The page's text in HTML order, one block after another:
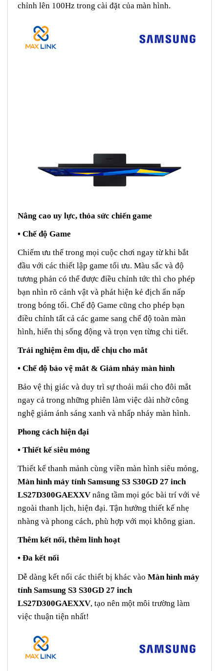
chỉnh lên 100Hz trong cài đặt của màn hình.
Nâng cao uy lực, thỏa sức chiến game
• Chế độ Game
Chiếm ưu thế trong mọi cuộc chơi ngay từ khi bắt
đầu với các thiết lập game tối ưu. Màu sắc và độ
tương phản có thể được điều chỉnh tức thì cho phép
bạn nhìn rõ cảnh vật và phát hiện kẻ địch ẩn nấp
trong bóng tối. Chế độ Game cũng cho phép bạn
điều chỉnh tất cả các game sang chế độ toàn màn
hình, hiển thị sống động và trọn vẹn từng chi tiết.
Trải nghiệm êm dịu, dễ chịu cho mắt
• Chế độ bảo vệ mắt & Giảm nháy màn hình
Bảo vệ thị giác và duy trì sự thoải mái cho đôi mắt
ngay cả trong những phiên làm việc dài nhờ công
nghệ giảm ánh sáng xanh và nhấp nháy màn hình.
Phong cách hiện đại
• Thiết kế siêu mỏng
Thiết kế thanh mảnh cùng viền màn hình siêu mỏng,
Màn hình máy tính Samsung S3 S30GD 27 inch
LS27D300GAEXXV nâng tầm mọi góc bài trí với vẻ
ngoài thanh lịch, hiện đại. Tận hưởng thiết kế nhẹ
nhàng và phong cách, phù hợp với mọi không gian.
Thêm kết nối, thêm linh hoạt
• Đa kết nối
Dễ dàng kết nối các thiết bị khác vào Màn hình máy
tính Samsung S3 S30GD 27 inch
LS27D300GAEXXV, tạo nên một môi trường làm
việc thuận tiện nhất!